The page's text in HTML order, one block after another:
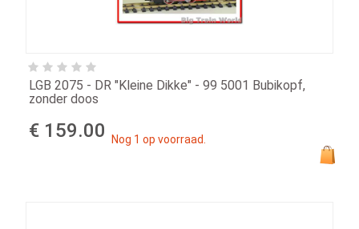
LGB 2075 - DR "Kleine Dikke" - 99 5001 Bubikopf,
zonder doos
€ 159.00 Nog 1 op voorraad.